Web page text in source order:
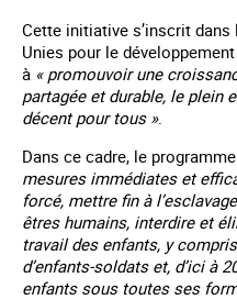
Cette initiative s’inscrit
Unies pour le
à « promouvoir une
partagée et durable, le plein
décent pour tous ».
Dans ce cadre, le
mesures immédiates et
forcé, mettre fin à
êtres humains, interdire et
travail des enfants, y
d’enfants-soldats et, d’ici à
enfants sous toutes ses